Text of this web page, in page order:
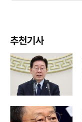
추천기사